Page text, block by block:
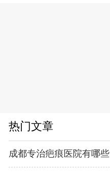
热门文章
成都专治疤痕医院有哪些